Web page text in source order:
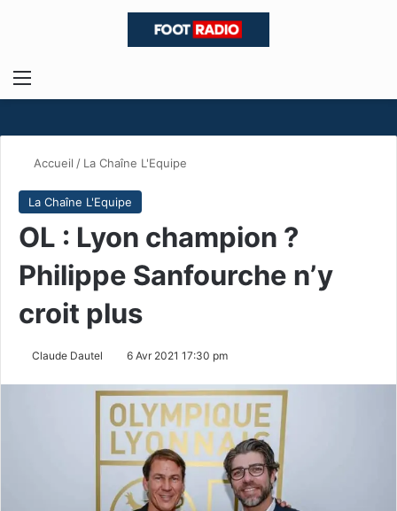
Menu
Accueil / La Chaîne L'Equipe
La Chaîne L'Equipe
OL : Lyon champion ?
Philippe Sanfourche n’y
croit plus
Claude Dautel 6 Avr 2021 17:30 pm